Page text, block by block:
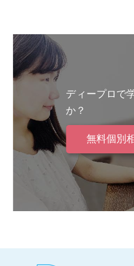
ディープロで
か？
無料個別